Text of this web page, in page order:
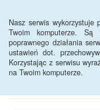
Nasz serwis wykorzystuje
Twoim komputerze. Są
poprawnego działania
ustawień dot.
Korzystając z serwisu
na Twoim komputerze.
BIP -